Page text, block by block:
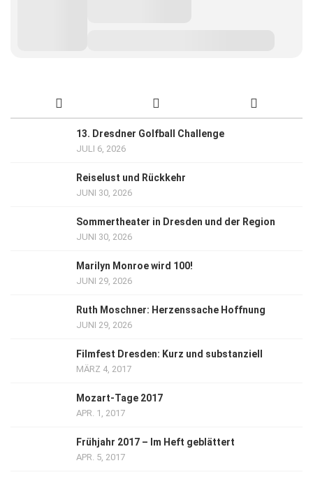
13. Dresdner Golfball Challenge
JULI 6, 2026
Reiselust und Rückkehr
JUNI 30, 2026
Sommertheater in Dresden und der Region
JUNI 30, 2026
Marilyn Monroe wird 100!
JUNI 29, 2026
Ruth Moschner: Herzenssache Hoffnung
JUNI 29, 2026
Filmfest Dresden: Kurz und substanziell
MÄRZ 4, 2017
Mozart-Tage 2017
APR. 1, 2017
Frühjahr 2017 – Im Heft geblättert
APR. 5, 2017